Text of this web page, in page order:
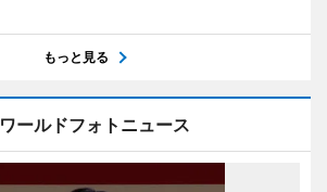
もっと見る
ワールドフォトニュース